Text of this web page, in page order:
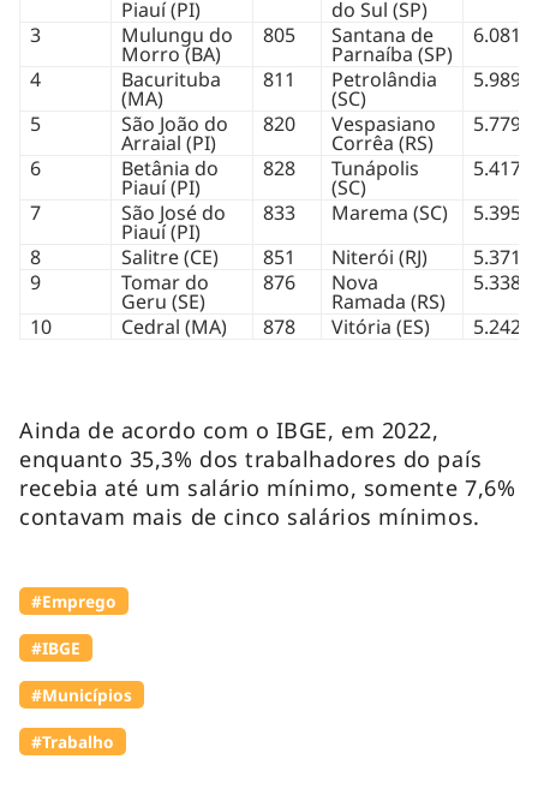
Piauí (PI) do Sul (SP)
3
Mulungu do
Morro (BA)
805 Santana de
Parnaíba (SP)
6.081
4
Bacurituba
(MA)
811 Petrolândia
(SC)
5.989
5
São João do
Arraial (PI)
820 Vespasiano
Corrêa (RS)
5.779
6
Betânia do
Piauí (PI)
828 Tunápolis
(SC)
5.417
7
São José do
Piauí (PI)
833 Marema (SC)
5.395
8
Salitre (CE) 851 Niterói (RJ)
5.371
9
Tomar do
Geru (SE)
876 Nova
Ramada (RS)
5.338
10
Cedral (MA) 878 Vitória (ES) 5.242
Ainda de acordo com o IBGE, em 2022,
enquanto 35,3% dos trabalhadores do país
recebia até um salário mínimo, somente 7,6%
contavam mais de cinco salários mínimos.
#Emprego
#IBGE
#Municípios
#Trabalho